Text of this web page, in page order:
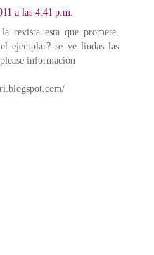
a las 4:41 p.m.
revista esta que promete,
ejemplar? se ve lindas las
informaciòn